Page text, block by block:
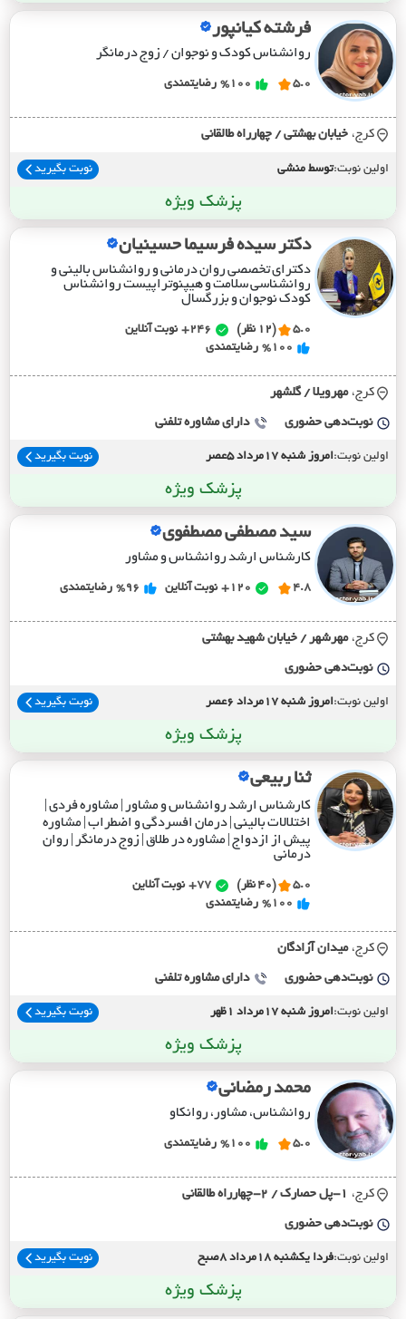
فرشته کیانپور
روانشناس کودک و نوجوان / زوج درمانگر
5.0
%100 رضایتمندی
کرج، خيابان بهشتي / چهارراه طالقاني
اولین نوبت:توسط منشی نوبت بگیرید
پزشک ویژه
دکتر سیده فرسیما حسینیان
دکترای تخصصی روان درمانی و روانشناس بالینی و
روانشناسی سلامت و هیپنوتراپیست روانشناس
کودک نوجوان و بزرگسال
5.0 (12 نظر) 246+
نوبت آنلاین
%100 رضایتمندی
کرج، مهرويلا / گلشهر
نوبت‌دهی حضوری دارای مشاوره تلفنی
اولین نوبت:امروز شنبه 17مرداد 5عصر نوبت بگیرید
پزشک ویژه
سید مصطفی مصطفوی
کارشناس ارشد روانشناس و مشاور
4.8
120+ نوبت آنلاین %96 رضایتمندی
کرج، مهرشهر / خيابان شهيد بهشتي
نوبت‌دهی حضوری
اولین نوبت:امروز شنبه 17مرداد 6عصر نوبت بگیرید
پزشک ویژه
ثنا ربیعی
کارشناس ارشد روانشناس و مشاور | مشاوره فردی |
اختلالات بالینی | درمان افسردگی و اضطراب | مشاوره
پیش از ازدواج | مشاوره در طلاق | زوج درمانگر | روان
درمانی
5.0 (40 نظر) 77+
نوبت آنلاین
%100 رضایتمندی
کرج، ميدان آزادگان
نوبت‌دهی حضوری دارای مشاوره تلفنی
اولین نوبت:امروز شنبه 17مرداد 1ظهر نوبت بگیرید
پزشک ویژه
محمد رمضانی
روانشناس، مشاور، روانکاو
5.0
%100 رضایتمندی
کرج، 1-پل حصارک / 2-چهارراه طالقاني
نوبت‌دهی حضوری
اولین نوبت:فردا یکشنبه 18مرداد 8صبح نوبت بگیرید
پزشک ویژه